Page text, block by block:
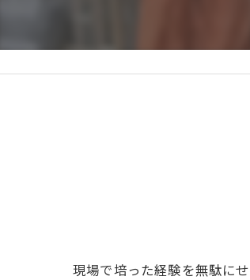
現場で培った経験を無駄に